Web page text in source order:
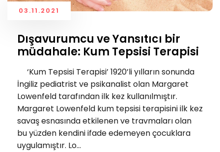
03.11.2021
Dışavurumcu ve Yansıtıcı bir
müdahale: Kum Tepsisi Terapisi
‘Kum Tepsisi Terapisi’ 1920’li yılların sonunda
İngiliz pediatrist ve psikanalist olan Margaret
Lowenfeld tarafından ilk kez kullanılmıştır.
Margaret Lowenfeld kum tepsisi terapisini ilk kez
savaş esnasında etkilenen ve travmaları olan
bu yüzden kendini ifade edemeyen çocuklara
uygulamıştır. Lo...